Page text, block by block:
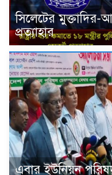
সিলেটের মুক্তাদির-
প্রত্যাহার
এবার ইউনিয়ন